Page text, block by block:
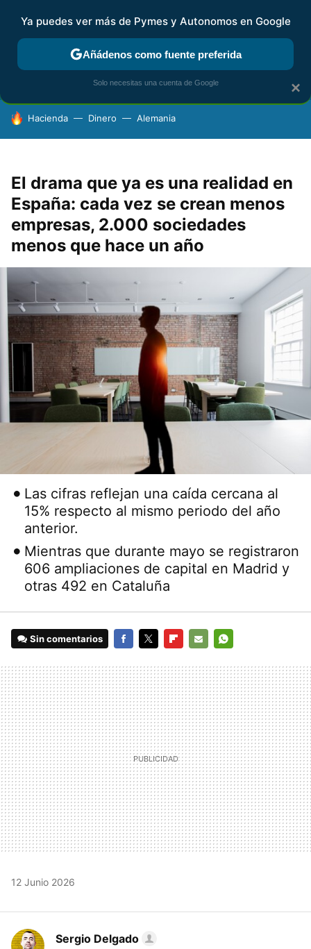
FISCALIDAD Y CONTABILIDAD KIT DIGITAL RENTA
HOY SE HABLA DE
Hacienda Dinero Alemania
El drama que ya es una realidad en
España: cada vez se crean menos
empresas, 2.000 sociedades
menos que hace un año
Las cifras reflejan una caída cercana al
15% respecto al mismo periodo del año
anterior.
Mientras que durante mayo se registraron
606 ampliaciones de capital en Madrid y
otras 492 en Cataluña
Sin comentarios
MAIL
12 Junio 2026
Sergio Delgado
×
Ya puedes ver más de Pymes y Autonomos en Google
Añádenos como fuente preferida
Solo necesitas una cuenta de Google